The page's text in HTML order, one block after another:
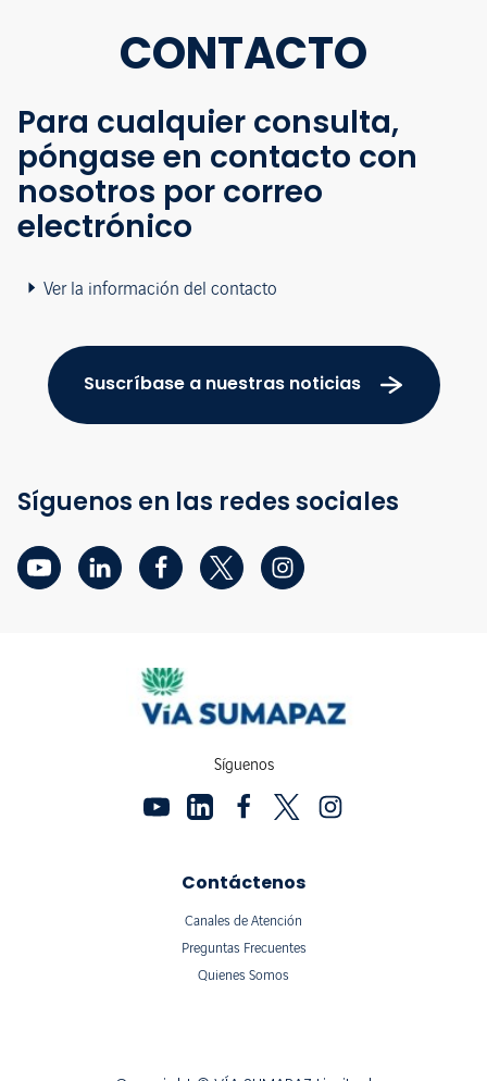
CONTACTO
Para cualquier consulta,
póngase en contacto con
nosotros por correo
electrónico
Ver la información del contacto
Suscríbase a nuestras noticias
Síguenos en las redes sociales
Síguenos
Contáctenos
Canales de Atención
Preguntas Frecuentes
Quienes Somos